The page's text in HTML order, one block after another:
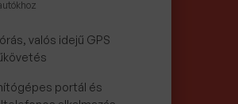
valós idejű GPS
portál és